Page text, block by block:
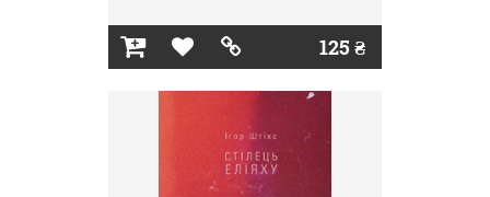
125 ₴